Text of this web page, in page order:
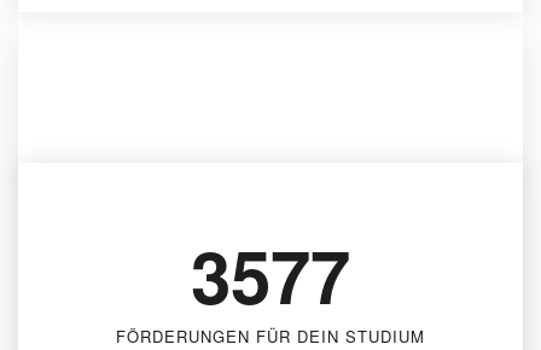
3577
FÖRDERUNGEN FÜR DEIN STUDIUM